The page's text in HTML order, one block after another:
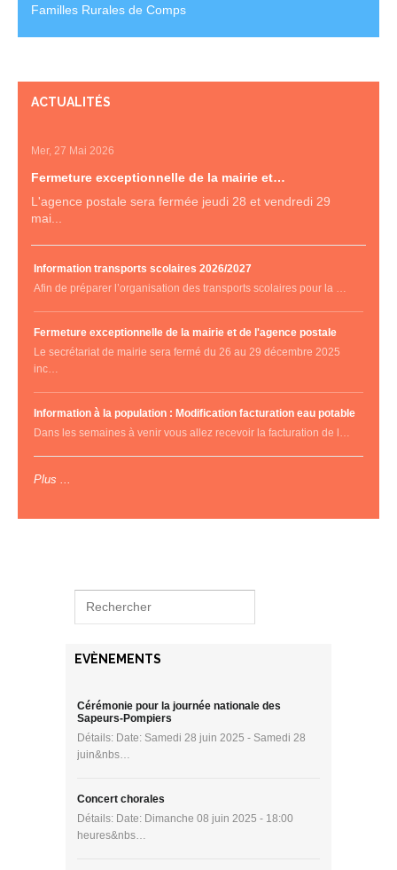
Familles Rurales de Comps
ACTUALITÉS
Mer, 27 Mai 2026
Fermeture exceptionnelle de la mairie et…
L'agence postale sera fermée jeudi 28 et vendredi 29
mai...
Information transports scolaires 2026/2027
Afin de préparer l’organisation des transports scolaires pour la …
Fermeture exceptionnelle de la mairie et de l'agence postale
Le secrétariat de mairie sera fermé du 26 au 29 décembre 2025
inc…
Information à la population : Modification facturation eau potable
Dans les semaines à venir vous allez recevoir la facturation de l…
Plus ...
EVÈNEMENTS
Cérémonie pour la journée nationale des
Sapeurs-Pompiers
Détails: Date: Samedi 28 juin 2025 - Samedi 28
juin&nbs…
Concert chorales
Détails: Date: Dimanche 08 juin 2025 - 18:00
heures&nbs…